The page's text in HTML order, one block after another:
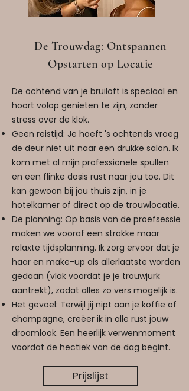
De Trouwdag: Ontspannen
Opstarten op Locatie
De ochtend van je bruiloft is speciaal en
hoort volop genieten te zijn, zonder
stress over de klok.
Geen reistijd: Je hoeft 's ochtends vroeg
de deur niet uit naar een drukke salon. Ik
kom met al mijn professionele spullen
en een flinke dosis rust naar jou toe. Dit
kan gewoon bij jou thuis zijn, in je
hotelkamer of direct op de trouwlocatie.
De planning: Op basis van de proefsessie
maken we vooraf een strakke maar
relaxte tijdsplanning. Ik zorg ervoor dat je
haar en make-up als allerlaatste worden
gedaan (vlak voordat je je trouwjurk
aantrekt), zodat alles zo vers mogelijk is.
Het gevoel: Terwijl jij nipt aan je koffie of
champagne, creëer ik in alle rust jouw
droomlook. Een heerlijk verwenmoment
voordat de hectiek van de dag begint.
Prijslijst